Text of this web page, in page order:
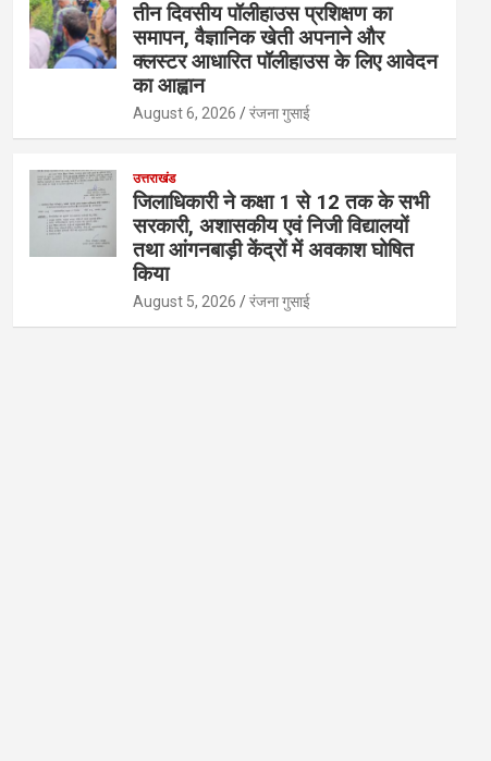
तीन दिवसीय पॉलीहाउस प्रशिक्षण का
समापन, वैज्ञानिक खेती अपनाने और
क्लस्टर आधारित पॉलीहाउस के लिए आवेदन
का आह्वान
August 6, 2026 रंजना गुसाई
उत्तराखंड
जिलाधिकारी ने कक्षा 1 से 12 तक के सभी
सरकारी, अशासकीय एवं निजी विद्यालयों
तथा आंगनबाड़ी केंद्रों में अवकाश घोषित
किया
August 5, 2026 रंजना गुसाई